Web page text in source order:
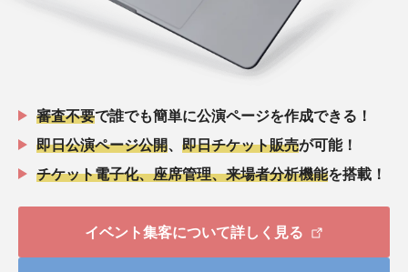
審査不要で誰でも簡単に公演ページを作成できる！
即日公演ページ公開
即日チケット販売が可能！
チケット電子化、座席管理、来場者分析機能を搭載！
イベント集客について詳しく見る